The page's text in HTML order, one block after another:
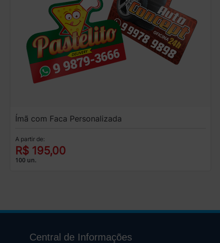
Ímã com Faca Personalizada
A partir de:
R$ 195,00
100 un.
Central de Informações